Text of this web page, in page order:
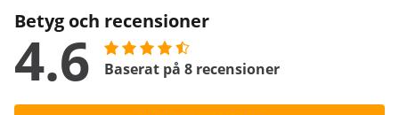
Betyg och recensioner
4.6 Baserat på 8 recensioner